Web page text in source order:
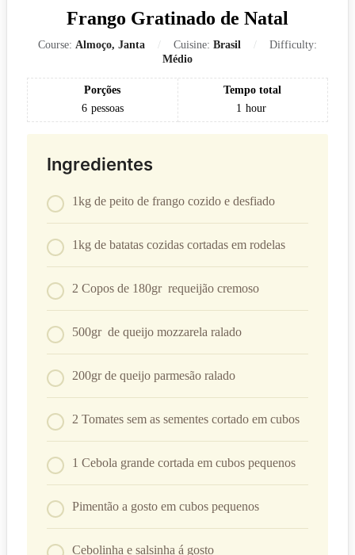
Frango Gratinado de Natal
Course: Almoço, Janta Cuisine: Brasil
Difficulty:
Médio
Porções
6 pessoas
Tempo total
1 hour
Ingredientes
1kg de peito de frango cozido e desfiado
1kg de batatas cozidas cortadas em rodelas
2 Copos de 180gr requeijão cremoso
500gr de queijo mozzarela ralado
200gr de queijo parmesão ralado
2 Tomates sem as sementes cortado em cubos
1 Cebola grande cortada em cubos pequenos
Pimentão a gosto em cubos pequenos
Cebolinha e salsinha á gosto